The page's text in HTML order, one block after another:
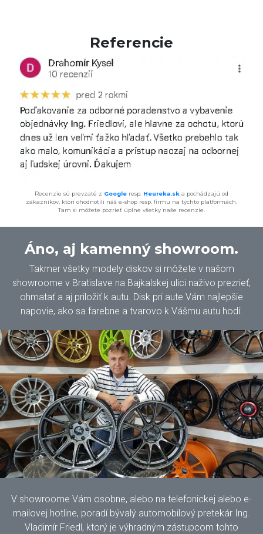
Referencie
Recenzie sú prevzaté z Google resp. Heureka.sk a pochádzajú od
zákazníkov, ktorí ohodnotili náš e-shop resp. firmu na týchto platformách.
Tam si môžete pozrieť úplne všetky naše recenzie.
Áno, aj kamenný showroom.
Takmer všetky modely diskov si môžete v našom
showroome v Bratislave na Bajkalskej ulici naživo prezrieť,
ohmatať a aj priložiť k autu. Disk pri aute Vám najlepšie
napovie, ako sa farebne a tvarovo k Vášmu autu hodí.
V showroome Vám osobne, alebo na telefonickej alebo e-
mailovej hotline, poradí bývalý automobilový pretekár Ing.
Vladimír Friedl, ktorý je výhradným zástupcom tohto